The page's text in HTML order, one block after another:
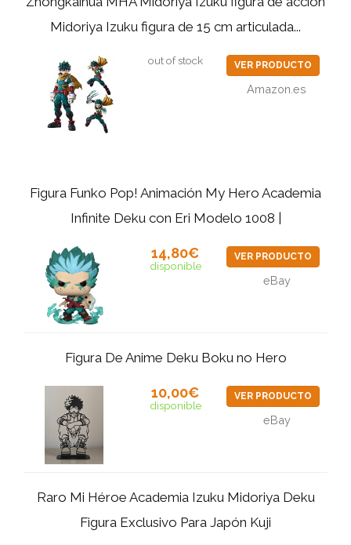
Midoriya Izuku figura de 15 cm articulada...
out of stock VER PRODUCTO
Amazon.es
Figura Funko Pop! Animación My Hero Academia
Infinite Deku con Eri Modelo 1008 |
14,80€
disponible
VER PRODUCTO
eBay
Figura De Anime Deku Boku no Hero
10,00€
disponible
VER PRODUCTO
eBay
Raro Mi Héroe Academia Izuku Midoriya Deku
Figura Exclusivo Para Japón Kuji